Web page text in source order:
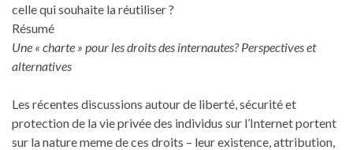
celle qui souhaite la réutiliser ?
Résumé
Une « charte » pour les droits des internautes? Perspectives et
alternatives
Les récentes discussions autour de liberté, sécurité et
protection de la vie privée des individus sur l’Internet portent
sur la nature meme de ces droits – leur existence, attribution,